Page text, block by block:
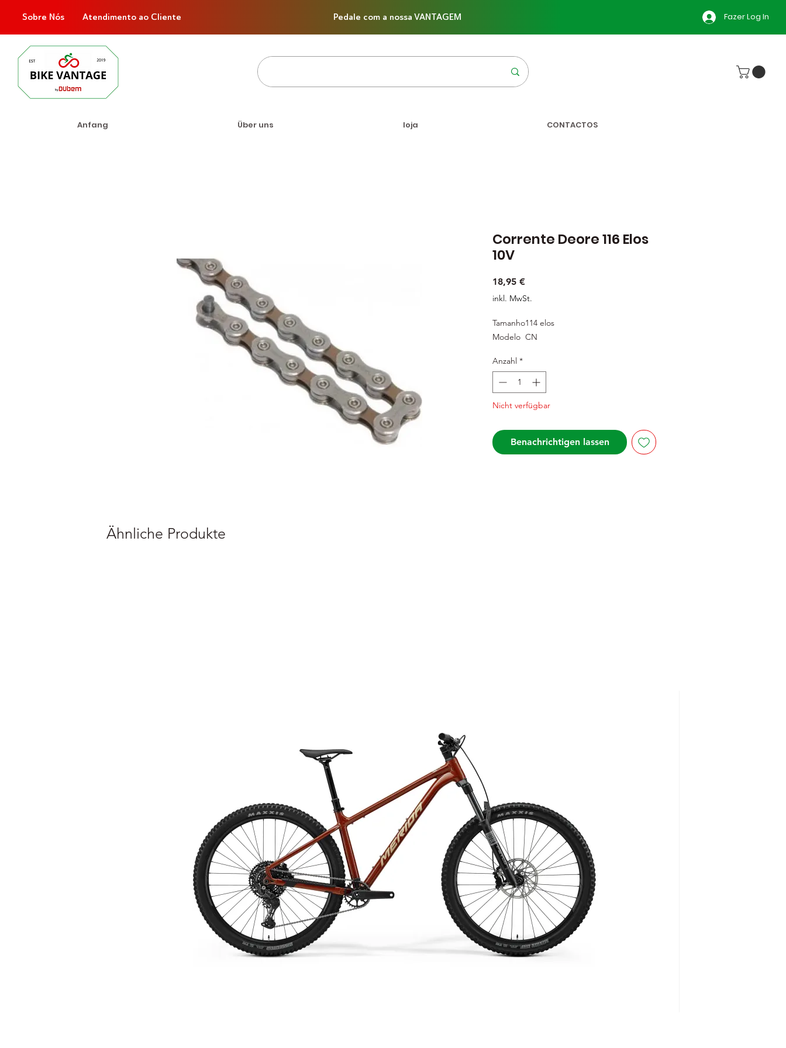
Sobre Nós Atendimento ao Cliente Pedale com a nossa VANTAGEM Fazer Log In
Anfang Über uns loja CONTACTOS
Corrente Deore 116 Elos
10V
18,95 €Preis
inkl. MwSt.
Tamanho114 elos
Modelo CN
Anzahl *
Nicht verfügbar
Benachrichtigen lassen
Ähnliche Produkte